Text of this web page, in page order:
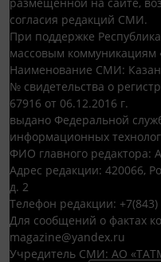
согласия редакций СМИ.
При поддержке
массовым
Наименование СМИ:
№ свидетельства о
67916 от 06.12.2016 г.
выдано Федеральной
информационных
ФИО главного редактора:
Адрес редакции: 420066,
д. 2
Телефон редакции: +7(843)
Для сообщений о фактах
magazine@yandex.ru
Учредитель СМИ: АО